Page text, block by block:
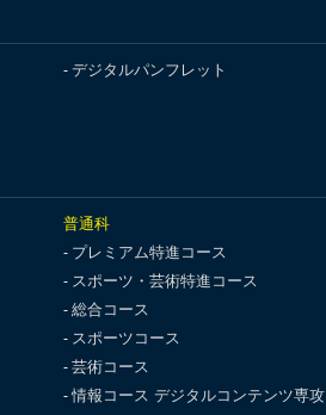
デジタルパンフレット
普通科
プレミアム特進コース
スポーツ・芸術特進コース
総合コース
スポーツコース
芸術コース
情報コース デジタルコンテンツ専攻